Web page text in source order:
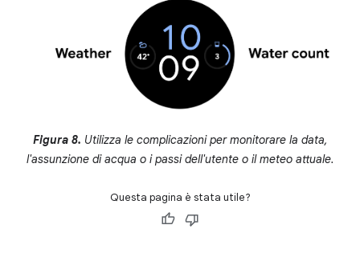
Figura 8. Utilizza le complicazioni per monitorare la data,
l'assunzione di acqua o i passi dell'utente o il meteo attuale.
Questa pagina è stata utile?